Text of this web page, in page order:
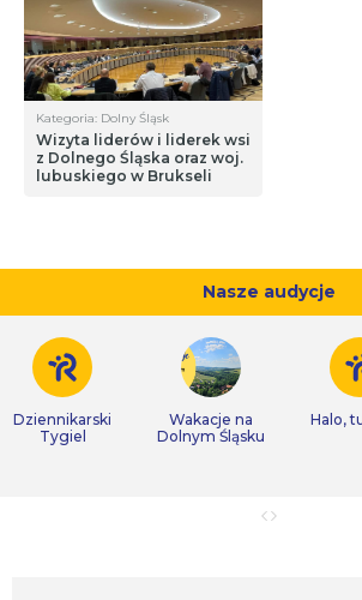
Kategoria: Dolny Śląsk
Wizyta liderów i liderek wsi
z Dolnego Śląska oraz woj.
lubuskiego w Brukseli
Nasze audycje
Dziennikarski
Tygiel
Wakacje na
Dolnym Śląsku
Halo,